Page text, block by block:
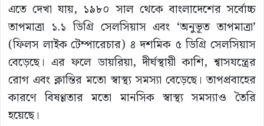
এতে দেখা যায়, ১৯৮০ সাল থেকে বাংলাদেশের সর্বোচ্চ
তাপমাত্রা ১.১ ডিগ্রি সেলসিয়াস এবং ‘অনুভূত তাপমাত্রা’
(ফিলস লাইক টেম্পারেচার) ৪ দশমিক ৫ ডিগ্রি সেলসিয়াস
বেড়েছে। এর ফলে ডায়রিয়া, দীর্ঘস্থায়ী কাশি, শ্বাসযন্ত্রের
রোগ এবং ক্লান্তির মতো স্বাস্থ্য সমস্যা বেড়েছে। তাপপ্রবাহের
কারণে বিষণ্ণতার মতো মানসিক স্বাস্থ্য সমস্যাও তৈরি
হয়েছে।